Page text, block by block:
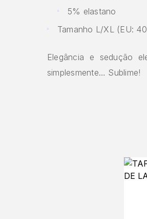
5% elastano
Tamanho L/XL (EU:
Elegância e sedução
simplesmente… Sublime!